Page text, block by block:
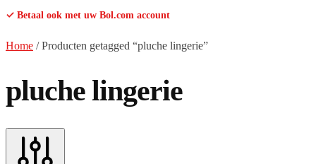
✓ Betaal ook met uw Bol.com account
Home /Producten getagged “pluche lingerie”
pluche lingerie